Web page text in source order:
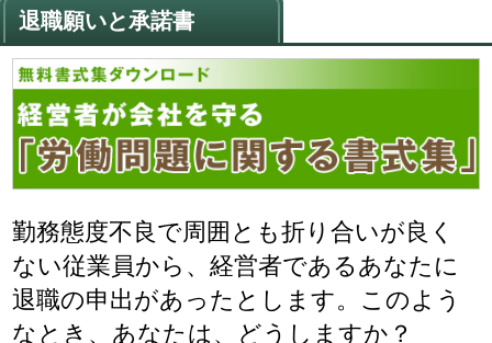
労働問題関連法
判例情報
解決までの流れ
弁護士紹介
お問い合わせ
費用
退職願いと承諾書
勤務態度不良で周囲とも折り合いが良く
ない従業員から、経営者であるあなたに
退職の申出があったとします。このよう
なとき、あなたは、どうしますか？